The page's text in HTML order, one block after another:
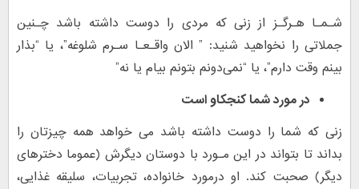
شـمـا هـرگـز از زنی که مردی را دوست داشته باشد چـنین
جملاتی را نخواهید شنید: ” الان واقـعـا سـرم شلوغه”، یا “بذار
بینم وقت دارم”، یا “نمی‌دونم بتونم بیام یا نه”
در مورد شما کنجکاو است
زنی که شما را دوست داشته باشد می خواهد همه چیزتان را
بداند تا بتواند در این مـورد با دوستان دیگرش (عموما دخترهای
دیگر) صحبت کند. او درمورد خانواده، تجربیات، سلیقه غذایی،